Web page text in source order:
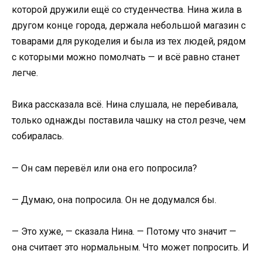
которой дружили ещё со студенчества. Нина жила в
другом конце города, держала небольшой магазин с
товарами для рукоделия и была из тех людей, рядом
с которыми можно помолчать — и всё равно станет
легче.
Вика рассказала всё. Нина слушала, не перебивала,
только однажды поставила чашку на стол резче, чем
собиралась.
— Он сам перевёл или она его попросила?
— Думаю, она попросила. Он не додумался бы.
— Это хуже, — сказала Нина. — Потому что значит —
она считает это нормальным. Что может попросить. И